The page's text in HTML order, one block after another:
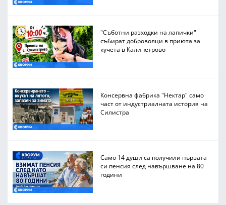
"Съботни разходки на лапички"
събират доброволци в приюта за
кучета в Калипетрово
Консервна фабрика "Нектар" само
част от индустриалната история на
Силистра
Само 14 души са получили първата
си пенсия след навършване на 80
години